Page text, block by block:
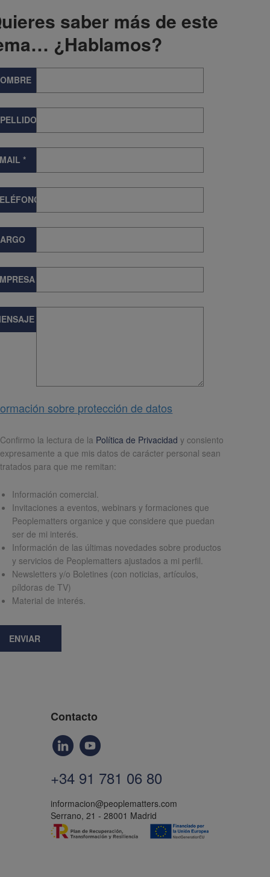
saber más de este
¿Hablamos?
*
sobre protección de datos
Confirmo la lectura de la Política de Privacidad y consiento
expresamente a que mis datos de carácter personal sean
tratados para que me remitan:
Información comercial.
Invitaciones a eventos, webinars y formaciones que
Peoplematters organice y que considere que puedan
ser de mi interés.
Información de las últimas novedades sobre productos
y servicios de Peoplematters ajustados a mi perfil.
Newsletters y/o Boletines (con noticias, artículos,
píldoras de TV)
Material de interés.
ENVIAR
Contacto
+34 91 781 06 80
informacion@peoplematters.com
Serrano, 21 - 28001 Madrid